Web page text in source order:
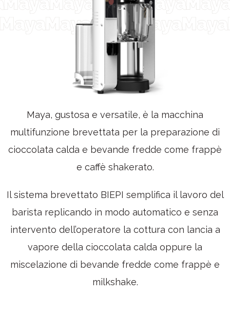
Maya, gustosa e versatile, è la macchina
multifunzione brevettata per la preparazione di
cioccolata calda e bevande fredde come frappè
e caffè shakerato.
Il sistema brevettato BIEPI semplifica il lavoro del
barista replicando in modo automatico e senza
intervento dell’operatore la cottura con lancia a
vapore della cioccolata calda oppure la
miscelazione di bevande fredde come frappè e
milkshake.